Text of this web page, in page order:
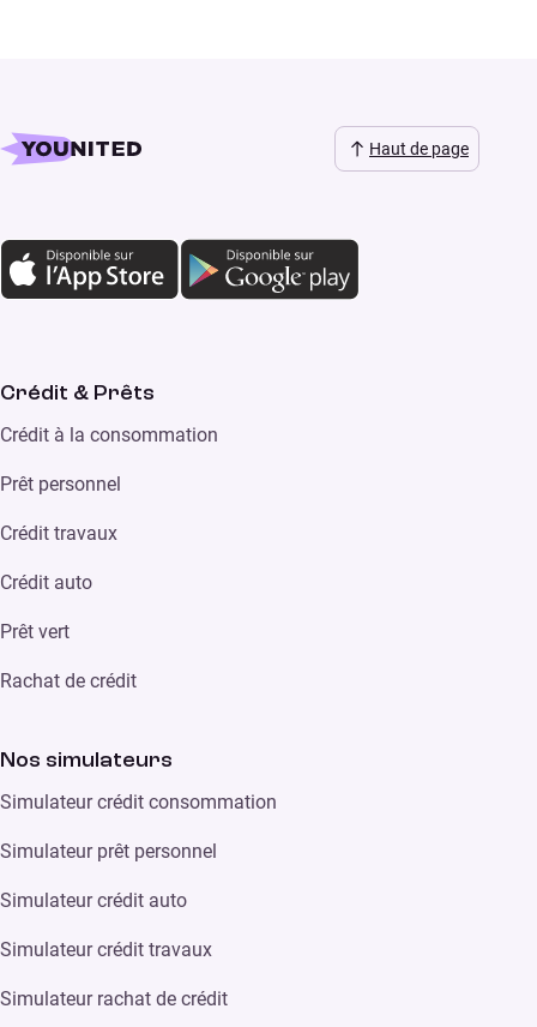
Haut de page
Crédit & Prêts
Crédit à la consommation
Prêt personnel
Crédit travaux
Crédit auto
Prêt vert
Rachat de crédit
Nos simulateurs
Simulateur crédit consommation
Simulateur prêt personnel
Simulateur crédit auto
Simulateur crédit travaux
Simulateur rachat de crédit